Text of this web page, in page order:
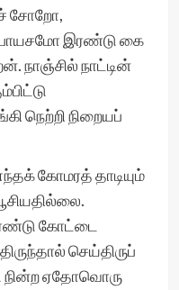
சோறோ,
இரண்டு கை
நாஞ்சில் நாட்டின்
நெற்றி நிறையப்
கோமரத் தாடியும்
கோட்டை
செய்திருப்
நின்ற ஏதோவொரு